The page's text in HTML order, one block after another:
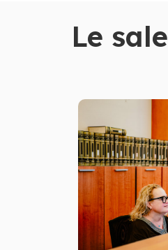
Le sale